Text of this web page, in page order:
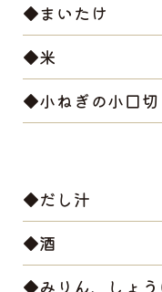
◆まいたけ
◆米
◆小ねぎの小口切
◆だし汁
◆酒
◆みりん、しょう